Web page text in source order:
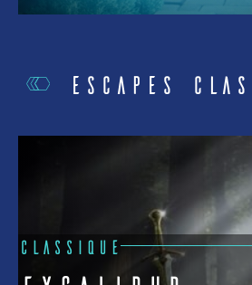
Escapes
CLASSIQUE